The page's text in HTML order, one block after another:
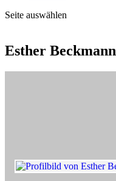
Seite auswählen
Esther Beckmann